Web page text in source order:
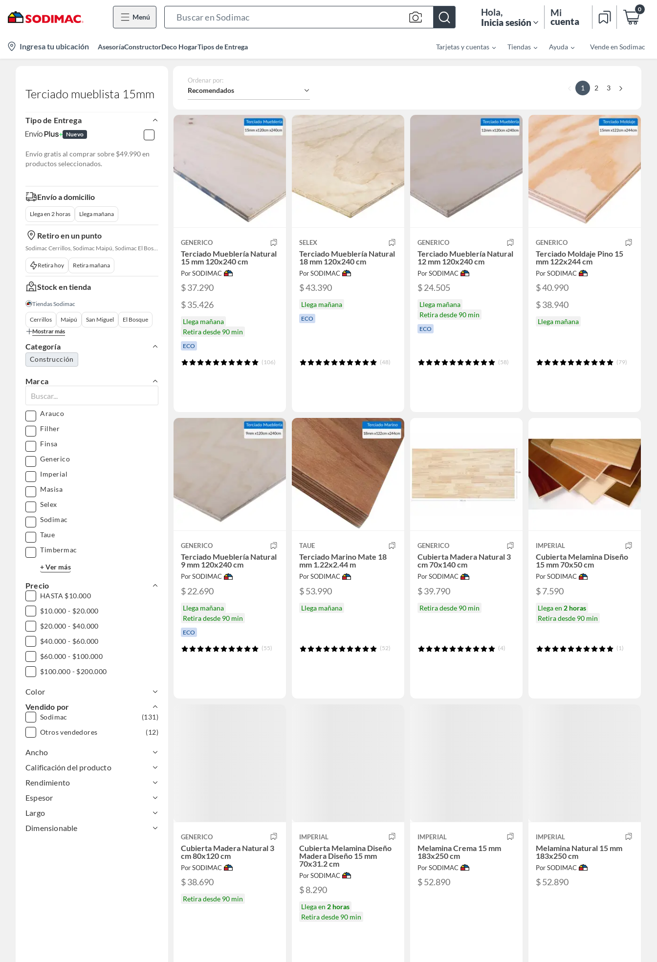
Menú
Bar
Hola,
Inicia sesión
Mi
cuenta
0
location-
icon
Ingresa tu ubicación AsesoríaConstructorDeco HogarTipos de Entrega Tarjetas y cuentas Tiendas Ayuda Vende en Sodimac
Terciado mueblista 15mm
Tipo de Entrega
Nuevo
Envío gratis al comprar sobre $49.990 en
productos seleccionados.
Envío a domicilio
Llega en 2 horas Llega mañana
Retiro en un punto
Sodimac Cerrillos, Sodimac Maipú, Sodimac El Bosque, Sodimac San Bernardo, Constructor Cantagallo, Sodimac Talagante
Retira hoy Retira mañana
Stock en tienda
Tiendas Sodimac
Cerrillos Maipú San Miguel
El Bosque
Mostrar más
Categoría
Construcción
Marca
Arauco
Filher
Finsa
Generico
Imperial
Masisa
Selex
Sodimac
Taue
Timbermac
+ Ver más
Precio
HASTA $10.000
$10.000 - $20.000
$20.000 - $40.000
$40.000 - $60.000
$60.000 - $100.000
$100.000 - $200.000
Color
Vendido por
Sodimac
(131)
Otros vendedores
(12)
Ancho
Calificación del producto
Rendimiento
Espesor
Largo
Dimensionable
Ordenar por:
Recomendados 1 2 3
GENERICO
Terciado Mueblería Natural
15 mm 120x240 cm
Por SODIMAC
$ 37.290
$ 35.426
Llega mañana
Retira desde 90 min
ECO
(106)
SELEX
Terciado Mueblería Natural
18 mm 120x240 cm
Por SODIMAC
$ 43.390
Llega mañana
ECO
(48)
GENERICO
Terciado Mueblería Natural
12 mm 120x240 cm
Por SODIMAC
$ 24.505
Llega mañana
Retira desde 90 min
ECO
(58)
GENERICO
Terciado Moldaje Pino 15
mm 122x244 cm
Por SODIMAC
$ 40.990
$ 38.940
Llega mañana
(79)
GENERICO
Terciado Mueblería Natural
9 mm 120x240 cm
Por SODIMAC
$ 22.690
Llega mañana
Retira desde 90 min
ECO
(55)
TAUE
Terciado Marino Mate 18
mm 1.22x2.44 m
Por SODIMAC
$ 53.990
Llega mañana
(52)
GENERICO
Cubierta Madera Natural 3
cm 70x140 cm
Por SODIMAC
$ 39.790
Retira desde 90 min
(4)
IMPERIAL
Cubierta Melamina Diseño
15 mm 70x50 cm
Por SODIMAC
$ 7.590
Llega en 2 horas
Retira desde 90 min
(1)
GENERICO
Cubierta Madera Natural 3
cm 80x120 cm
Por SODIMAC
$ 38.690
Retira desde 90 min
IMPERIAL
Cubierta Melamina Diseño
Madera Diseño 15 mm
70x31.2 cm
Por SODIMAC
$ 8.290
Llega en 2 horas
Retira desde 90 min
IMPERIAL
Melamina Crema 15 mm
183x250 cm
Por SODIMAC
$ 52.890
IMPERIAL
Melamina Natural 15 mm
183x250 cm
Por SODIMAC
$ 52.890